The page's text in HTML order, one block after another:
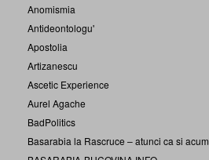
Anomismia
Antideontologu'
Apostolia
Artizanescu
Ascetic Experience
Aurel Agache
BadPolitics
Basarabia la Rascruce – atunci ca si acum